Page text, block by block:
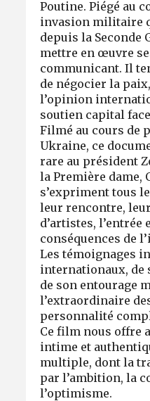
Poutine. Piégé au
invasion militaire
depuis la Seconde
mettre en œuvre
communicant. Il
de négocier la
l’opinion
soutien capital
Filmé au cours de
Ukraine, ce
rare au président
la Première dame,
s’expriment tous
leur rencontre,
d’artistes,
conséquences de
Les témoignages
internationaux, de
de son entourage
l’extraordinaire
personnalité
Ce film nous offre
intime et
multiple, dont la
par l’ambition, la
l’optimisme.